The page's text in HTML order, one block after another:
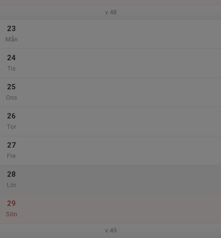
v.48
23
Mån
24
Tis
25
Ons
26
Tor
27
Fre
28
Lör
29
Sön
v.49